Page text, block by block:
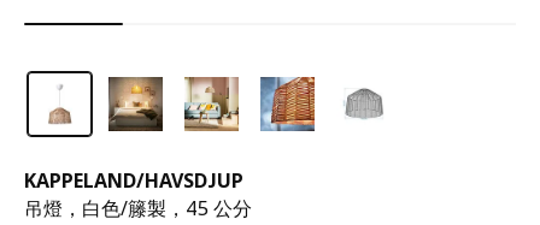
KAPPELAND/HAVSDJUP
吊燈，白色/籐製，45 公分